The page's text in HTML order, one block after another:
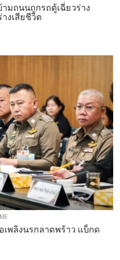
ถนนถูกรถตู้เฉี่ยวร่าง
งเสียชีวิต
เพลิงนรกลาดพร้าว แบ็กด